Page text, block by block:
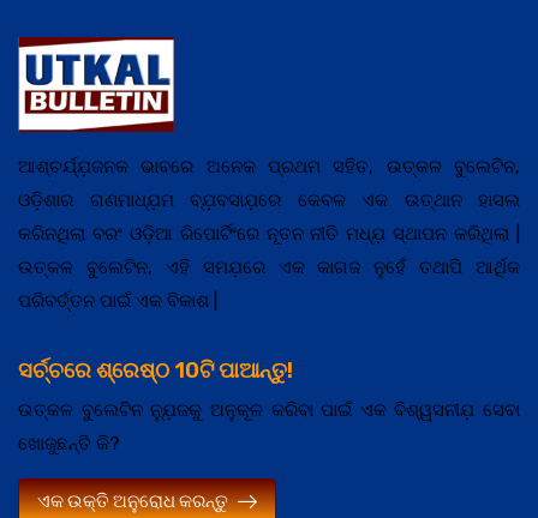
ଆଶ୍ଚର୍ଯ୍ଯ଼ଜନକ ଭାବରେ ଅନେକ ପ୍ରଥମ ସହିତ, ଉତ୍କଳ ବୁଲେଟିନ,
ଓଡ଼ିଶାର ଗଣମାଧ୍ଯ଼ମ ବ୍ଯ଼ବସାଯ଼ରେ କେବଳ ଏକ ଉତ୍ଥାନ ହାସଲ
କରିନଥିଲା ବରଂ ଓଡ଼ିଆ ରିପୋର୍ଟିଂରେ ନୂତନ ନୀତି ମଧ୍ଯ଼ ସ୍ଥାପନ କରିଥିଲା |
ଉତ୍କଳ ବୁଲେଟିନ, ଏହି ସମଯ଼ରେ ଏକ କାଗଜ ନୁହେଁ ତଥାପି ଆର୍ଥିକ
ପରିବର୍ତ୍ତନ ପାଇଁ ଏକ ବିକାଶ |
ସର୍ଚ୍ଚରେ ଶ୍ରେଷ୍ଠ 10ଟି ପାଆନ୍ତୁ!
ଉତ୍କଳ ବୁଲେଟିନ ନ୍ଯ଼ୁଜକୁ ଅନୁକୂଳ କରିବା ପାଇଁ ଏକ ବିଶ୍ୱସନୀଯ଼ ସେବା
ଖୋଜୁଛନ୍ତି କି?
ଏକ ଉକ୍ତି ଅନୁରୋଧ କରନ୍ତୁ